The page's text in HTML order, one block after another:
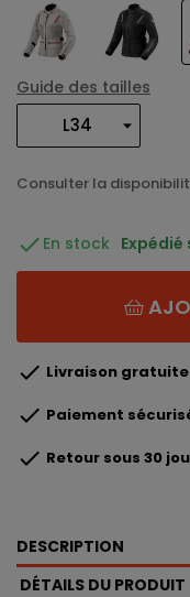
Guide des tailles
Consulter la
 En stock
 Livraison
 Paiement
 Retour sous 30
DESCRIPTION
DÉTAILS DU PRODUIT